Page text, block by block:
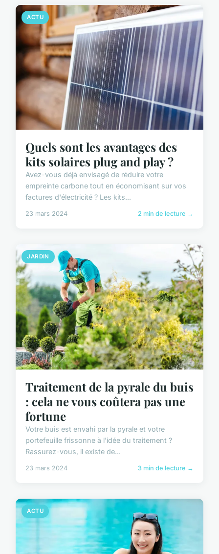
ACTU
Quels sont les avantages des
kits solaires plug and play ?
Avez-vous déjà envisagé de réduire votre
empreinte carbone tout en économisant sur vos
factures d'électricité ? Les kits...
23 mars 2024 2 min de lecture →
JARDIN
Traitement de la pyrale du buis
: cela ne vous coûtera pas une
fortune
Votre buis est envahi par la pyrale et votre
portefeuille frissonne à l'idée du traitement ?
Rassurez-vous, il existe de...
23 mars 2024 3 min de lecture →
ACTU